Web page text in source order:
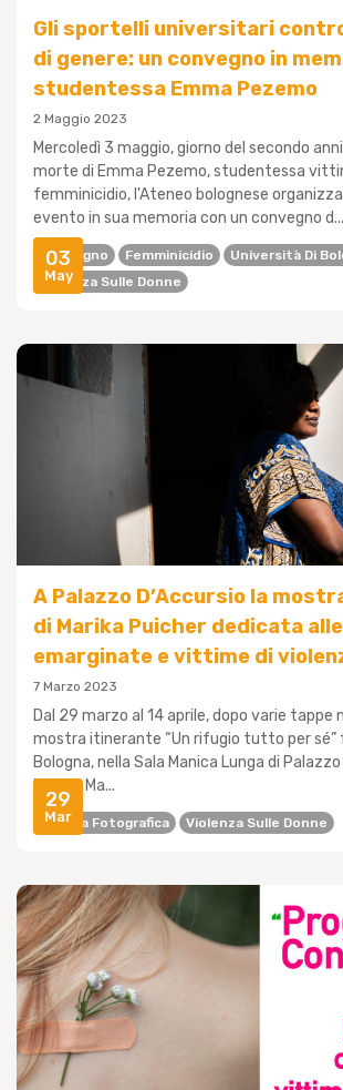
03
May
Gli sportelli universitari
di genere: un convegno in
studentessa Emma Pezemo
2 Maggio 2023
Mercoledì 3 maggio, giorno del secondo
morte di Emma Pezemo, studentessa
femminicidio, l'Ateneo bolognese
evento in sua memoria con un convegno d...
Convegno Femminicidio
Università Di
Violenza Sulle Donne
29
Mar
A Palazzo D’Accursio la
di Marika Puicher dedicata
emarginate e vittime di
7 Marzo 2023
Dal 29 marzo al 14 aprile, dopo varie tappe
mostra itinerante “Un rifugio tutto per sé”
Bologna, nella Sala Manica Lunga di Palazzo
Piazza Ma...
Mostra Fotografica Violenza Sulle Donne